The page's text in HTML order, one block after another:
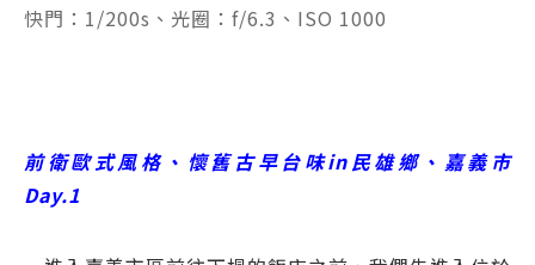
快門：1/200s、光圈：f/6.3、ISO 1000
前衛歐式風格、懷舊古早台味in民雄鄉、嘉義市
Day.1